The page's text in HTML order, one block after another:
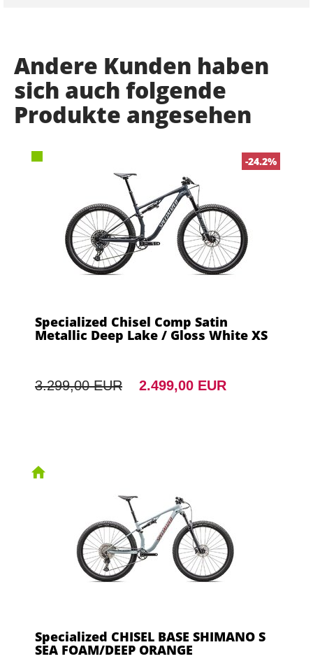
Andere Kunden haben
sich auch folgende
Produkte angesehen
-24.2%
Specialized Chisel Comp Satin
Metallic Deep Lake / Gloss White XS
3.299,00 EUR 2.499,00 EUR
Specialized CHISEL BASE SHIMANO S
SEA FOAM/DEEP ORANGE